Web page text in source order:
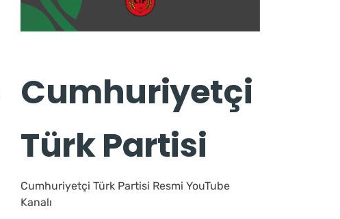
Cumhuriyetçi
Türk Partisi
Cumhuriyetçi Türk Partisi Resmi YouTube
Kanalı